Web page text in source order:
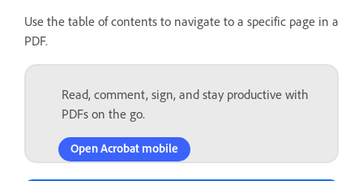
Use the table of contents to navigate to a specific page in a
PDF.
Read, comment, sign, and stay productive with
PDFs on the go.
Open Acrobat mobile